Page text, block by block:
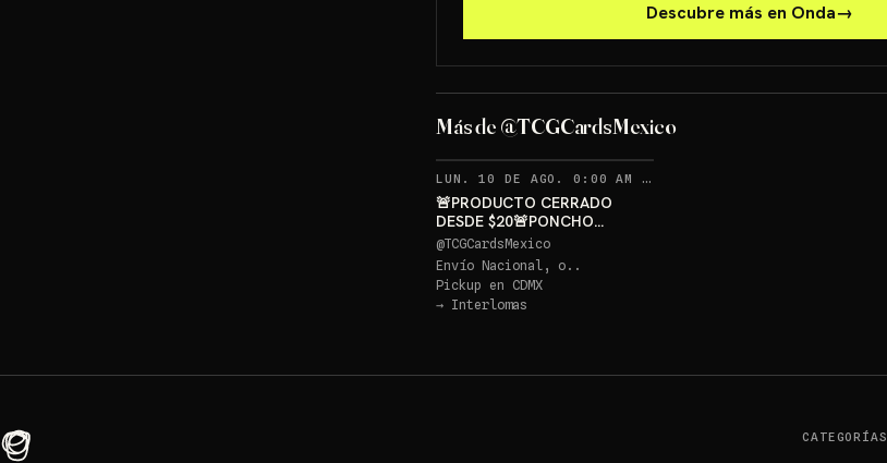
Descubre más en Onda→
Más de @TCGCardsMexico
PONCHO PIKACHU PSA 10
Sorteo: PONCHO PIKACHU PSA 10 GRATIS →
LUN. 10 DE AGO. 0:00 AM ·
🚨PRODUCTO CERRADO
DESDE $20🚨PONCHO
PIKACHU PSA 10 GRATIS
@TCGCardsMexico
Envío Nacional, o..
Pickup en CDMX
→ Interlomas
CATEGORÍAS